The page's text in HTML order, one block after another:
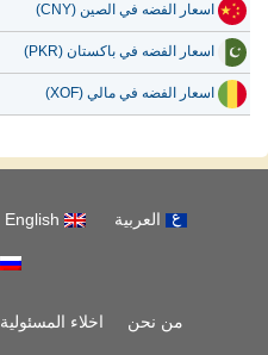
اسعار الفضه في الصين (CNY)
اسعار الفضه في باكستان (PKR)
اسعار الفضه في مالي (XOF)
العربية
من نحن اخلاء المسئولية